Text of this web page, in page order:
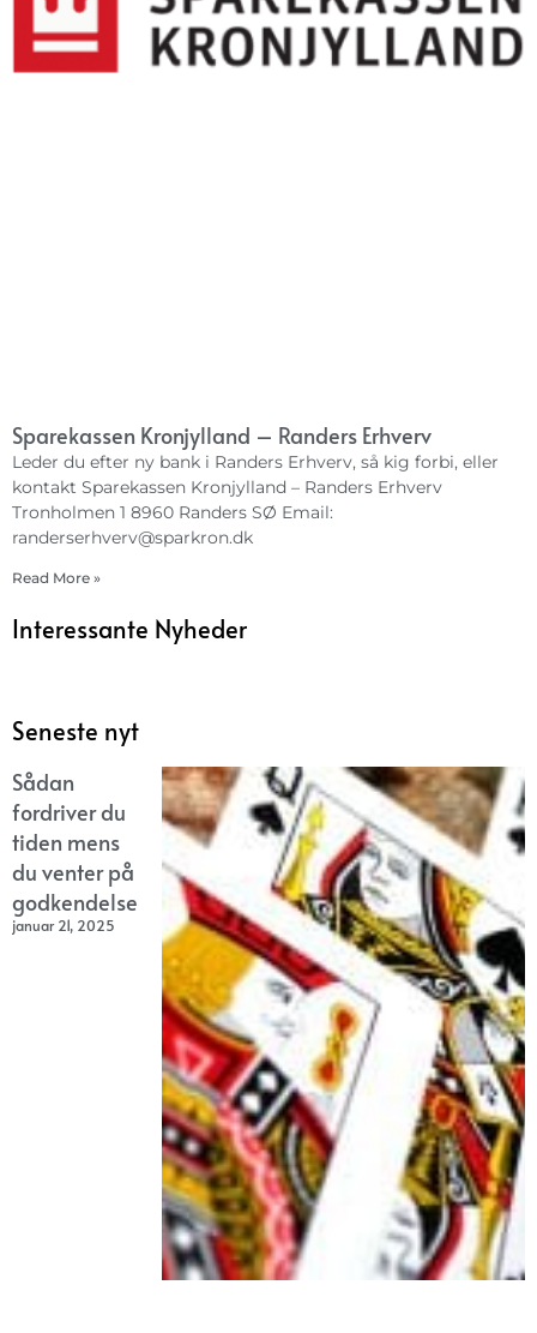
Sparekassen Kronjylland – Randers Erhverv
Leder du efter ny bank i Randers Erhverv, så kig forbi, eller
kontakt Sparekassen Kronjylland – Randers Erhverv
Tronholmen 1 8960 Randers SØ Email:
randerserhverv@sparkron.dk
Read More »
Interessante Nyheder
Seneste nyt
Sådan
fordriver du
tiden mens
du venter på
godkendelse
januar 21, 2025